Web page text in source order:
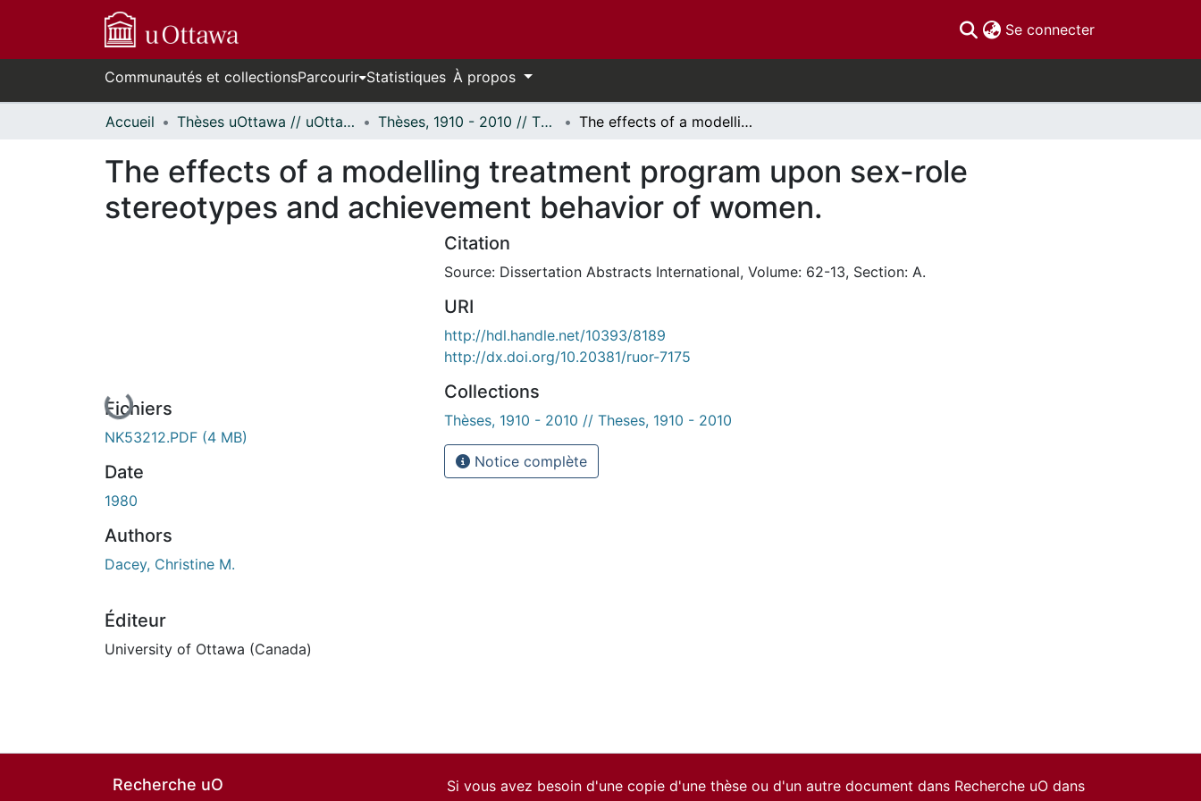
Se connecter(current)
Communautés et collectionsParcourir Statistiques À propos
Accueil Thèses uOttawa // uOttawa Theses Thèses, 1910 - 2010 // Theses, 1910 - 2010 The effects of a modelling treatment program upon sex-role stereotypes and achievement behavior of women.
The effects of a modelling treatment program upon sex-role
stereotypes and achievement behavior of women.
En cours de chargement...
Fichiers
NK53212.PDF (4 MB)
Date
1980
Authors
Dacey, Christine M.
Éditeur
University of Ottawa (Canada)
Citation
Source: Dissertation Abstracts International, Volume: 62-13, Section: A.
URI
http://hdl.handle.net/10393/8189
http://dx.doi.org/10.20381/ruor-7175
Collections
Thèses, 1910 - 2010 // Theses, 1910 - 2010
Notice complète
Recherche uO
Si vous avez besoin d'une copie d'une thèse ou d'un autre document dans Recherche uO dans